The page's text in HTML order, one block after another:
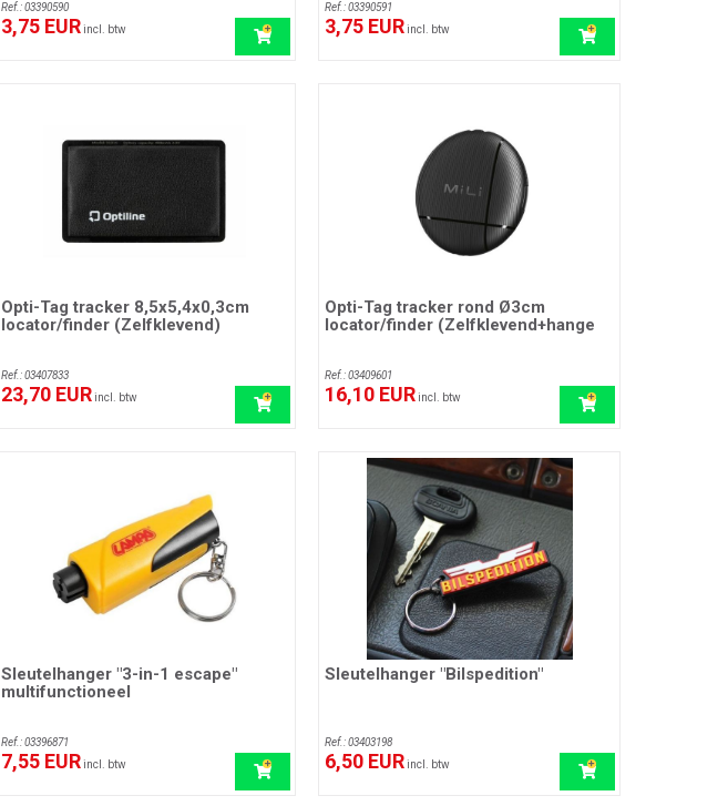
Ref.: 03390590
3,75 EURincl. btw
Ref.: 03390591
3,75 EURincl. btw
Opti-Tag tracker 8,5x5,4x0,3cm
locator/finder (Zelfklevend)
Ref.: 03407833
23,70 EURincl. btw
Opti-Tag tracker rond Ø3cm
locator/finder (Zelfklevend+hange
Ref.: 03409601
16,10 EURincl. btw
Sleutelhanger "3-in-1 escape"
multifunctioneel
Ref.: 03396871
7,55 EURincl. btw
Sleutelhanger "Bilspedition"
Ref.: 03403198
6,50 EURincl. btw